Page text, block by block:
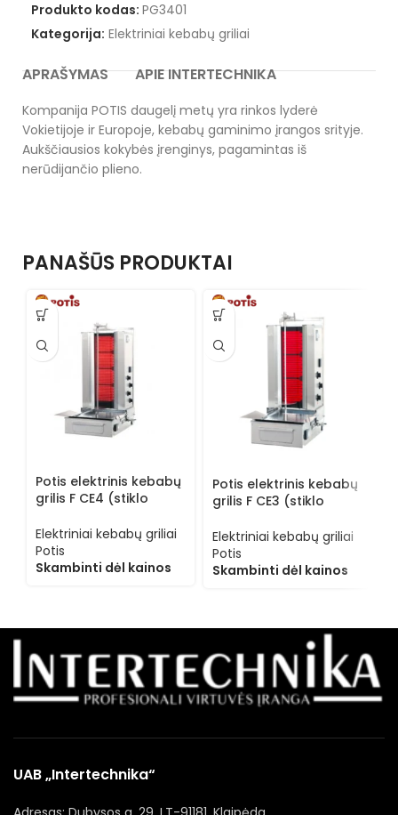
Produkto kodas: PG3401
Kategorija: Elektriniai kebabų griliai
APRAŠYMAS APIE INTERTECHNIKA
Kompanija POTIS daugelį metų yra rinkos lyderė
Vokietijoje ir Europoje, kebabų gaminimo įrangos srityje.
Aukščiausios kokybės įrenginys, pagamintas iš
nerūdijančio plieno.
PANAŠŪS PRODUKTAI
Potis elektrinis kebabų
grilis F CE4 (stiklo
Elektriniai kebabų griliai
Potis
Skambinti dėl kainos
Potis elektrinis kebabų
grilis F CE3 (stiklo
Elektriniai kebabų griliai
Potis
Skambinti dėl kainos
UAB „Intertechnika“